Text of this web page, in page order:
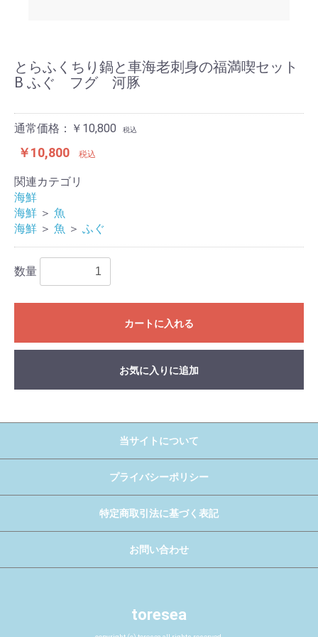
とらふくちり鍋と車海老刺身の福満喫セット
B ふぐ フグ 河豚
通常価格：￥10,800 税込
￥10,800 税込
関連カテゴリ
海鮮
海鮮 ＞ 魚
海鮮 ＞ 魚 ＞ ふぐ
数量
カートに入れる
お気に入りに追加
当サイトについて
プライバシーポリシー
特定商取引法に基づく表記
お問い合わせ
toresea